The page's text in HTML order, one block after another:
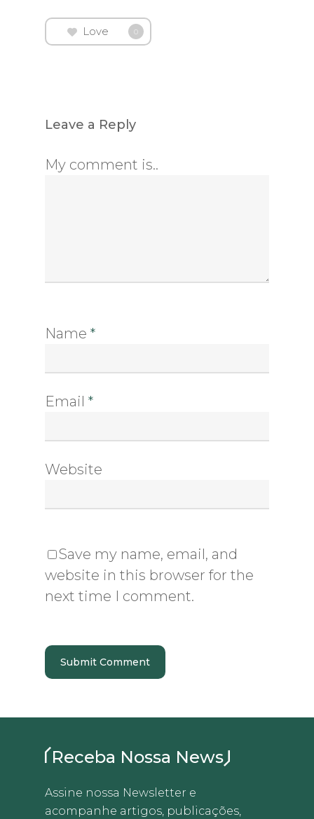
Love 0
Leave a Reply
My comment is..
Name *
Email *
Website
Save my name, email, and
website in this browser for the
next time I comment.
Receba Nossa News
Assine nossa Newsletter e
acompanhe artigos, publicações,